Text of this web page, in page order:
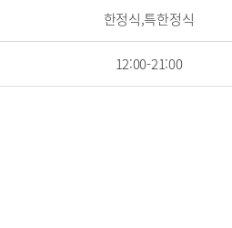
한정식,특한정식
12:00-21:00